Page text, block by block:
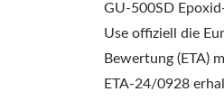
GU-500SD
Use offiziell die
Bewertung (ETA)
ETA-24/0928